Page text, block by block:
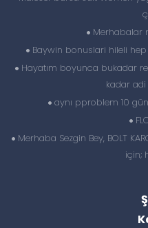
Merhabalar
Baywin bonuslari hileli
Hayatım boyunca bukadar
kadar adi
aynı pproblem 10
Merhaba Sezgin Bey, BOLT
için;